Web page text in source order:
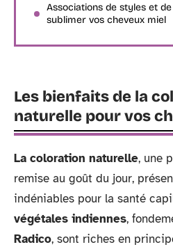
Associations de styles et
sublimer vos cheveux miel
Les bienfaits de la
naturelle pour vos
La coloration naturelle, une
remise au goût du jour,
indéniables pour la santé
végétales indiennes,
Radico, sont riches en